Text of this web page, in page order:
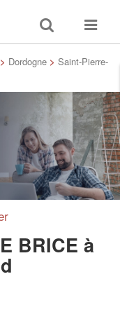
Toggle
search
Toggle
> Dordogne > Saint-Pierre-
BRICE à